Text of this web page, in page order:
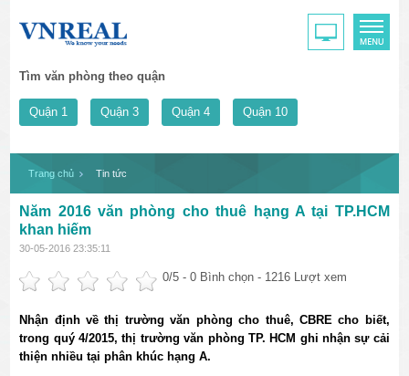
Tìm văn phòng theo quận
Quận 1 Quận 3 Quận 4 Quận 10
Trang chủ Tin tức
Năm 2016 văn phòng cho thuê hạng A tại TP.HCM
khan hiếm
30-05-2016 23:35:11
0/5 -0 Bình chọn - 1216 Lượt xem
Nhận định về thị trường văn phòng cho thuê, CBRE cho biết,
trong quý 4/2015, thị trường văn phòng TP. HCM ghi nhận sự cải
thiện nhiều tại phân khúc hạng A.